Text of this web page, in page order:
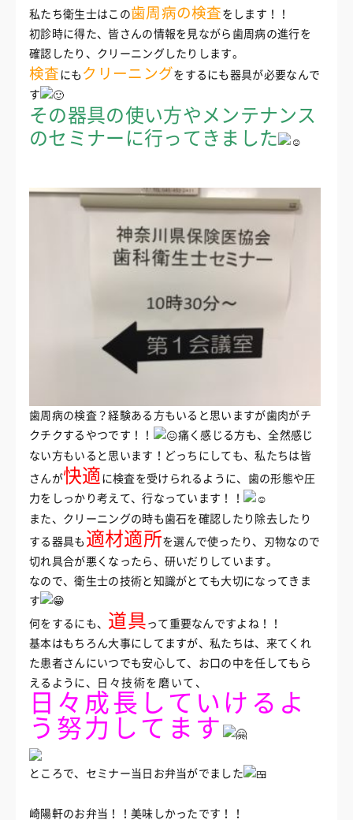
私たち衛生士はこの歯周病の検査 をします！！
初診時に得た、皆さんの情報を見ながら歯周病の進行を
確認したり、クリーニングしたりします。
検査 にも クリーニングをするにも器具が必要なんで
す
その器具の使い方やメンテナンス
のセミナーに行ってきました
歯周病の検査？経験ある方もいると思いますが歯肉がチ
クチクするやつです！！
痛く感じる方も、全然感じ
ない方もいると思います！どっちにしても、私たちは皆
さんが快適 に検査を受けられるように、歯の形態や圧
力をしっかり考えて、行なっています！！
また、クリーニングの時も歯石を確認したり除去したり
する器具も 適材適所を選んで使ったり、刃物なので
切れ具合が悪くなったら、研いだりしています。
なので、衛生士の技術と知識がとても大切になってきま
す
何をするにも、 道具 って重要なんですよね！！
基本はもちろん大事にしてますが、私たちは、来てくれ
た患者さんにいつでも安心して、お口の中を任してもら
えるように、
日々技術を磨いて、
日々成長していけるよ
う努力してます
ところで、セミナー当日お弁当がでました
崎陽軒のお弁当！！美味しかったです！！